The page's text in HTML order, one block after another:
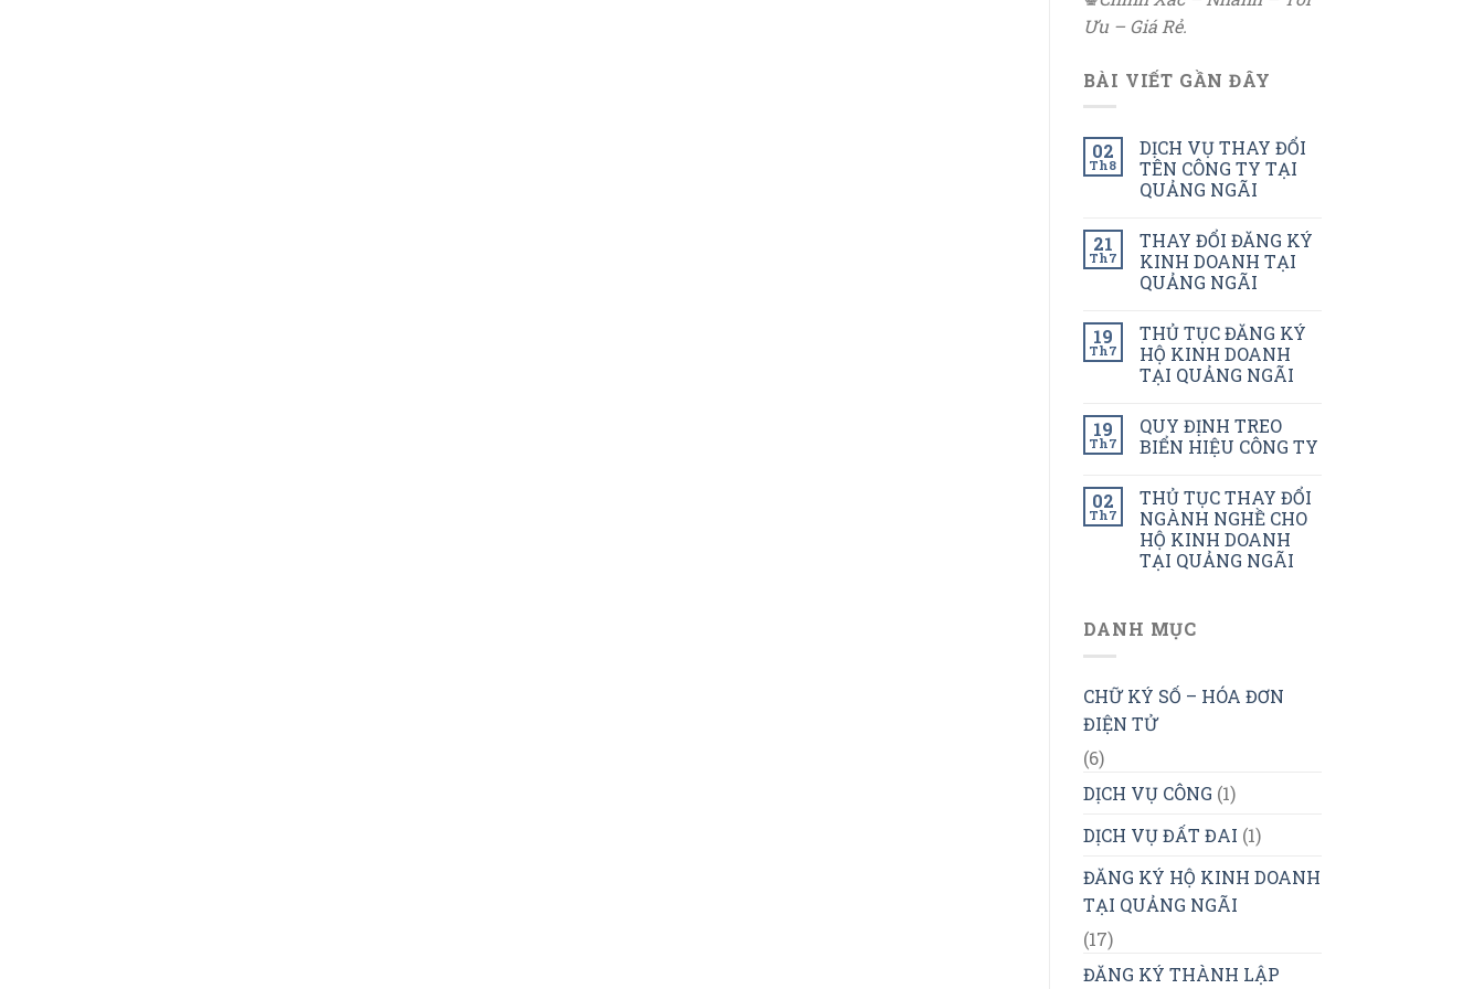
Ưu – Giá Rẻ.
BÀI VIẾT GẦN ĐÂY
02
Th8
DỊCH VỤ THAY ĐỔI
TÊN CÔNG TY TẠI
QUẢNG NGÃI
21
Th7
THAY ĐỔI ĐĂNG KÝ
KINH DOANH TẠI
QUẢNG NGÃI
19
Th7
THỦ TỤC ĐĂNG KÝ
HỘ KINH DOANH
TẠI QUẢNG NGÃI
19
Th7
QUY ĐỊNH TREO
BIỂN HIỆU CÔNG TY
02
Th7
THỦ TỤC THAY ĐỔI
NGÀNH NGHỀ CHO
HỘ KINH DOANH
TẠI QUẢNG NGÃI
DANH MỤC
CHỮ KÝ SỐ – HÓA ĐƠN
ĐIỆN TỬ
(6)
DỊCH VỤ CÔNG (1)
DỊCH VỤ ĐẤT ĐAI (1)
ĐĂNG KÝ HỘ KINH DOANH
TẠI QUẢNG NGÃI
(17)
ĐĂNG KÝ THÀNH LẬP